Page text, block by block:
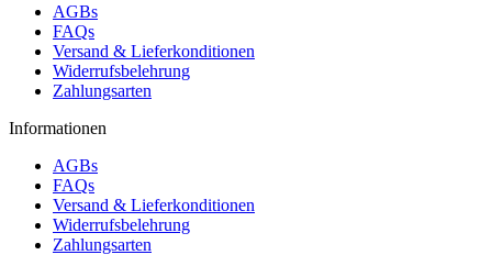
AGBs
FAQs
Versand & Lieferkonditionen
Widerrufsbelehrung
Zahlungsarten
Informationen
AGBs
FAQs
Versand & Lieferkonditionen
Widerrufsbelehrung
Zahlungsarten